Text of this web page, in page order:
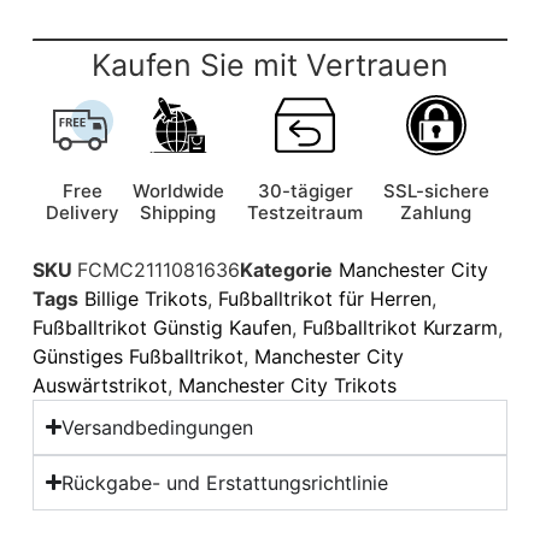
Kaufen Sie mit Vertrauen
Free
Delivery
Worldwide
Shipping
30-tägiger
Testzeitraum
SSL-sichere
Zahlung
SKU FCMC2111081636Kategorie Manchester City
Tags Billige Trikots, Fußballtrikot für Herren,
Fußballtrikot Günstig Kaufen, Fußballtrikot Kurzarm,
Günstiges Fußballtrikot, Manchester City
Auswärtstrikot, Manchester City Trikots
Versandbedingungen
Rückgabe- und Erstattungsrichtlinie